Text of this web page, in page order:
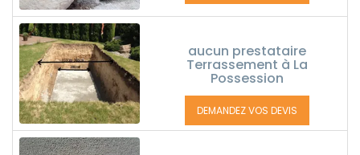
aucun prestataire
Terrassement à La
Possession
DEMANDEZ VOS DEVIS